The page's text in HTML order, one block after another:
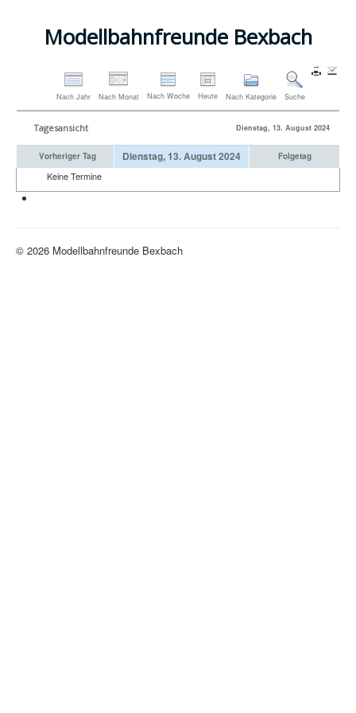
Modellbahnfreunde Bexbach
Nach Jahr Nach Monat Nach Woche Heute Nach Kategorie Suche
Tagesansicht Dienstag, 13. August 2024
Vorheriger Tag Dienstag, 13. August 2024 Folgetag
Keine Termine
© 2026 Modellbahnfreunde Bexbach